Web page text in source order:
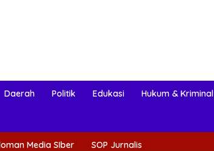
Daerah Politik Edukasi Hukum & Kriminal
Media SIber SOP Jurnalis